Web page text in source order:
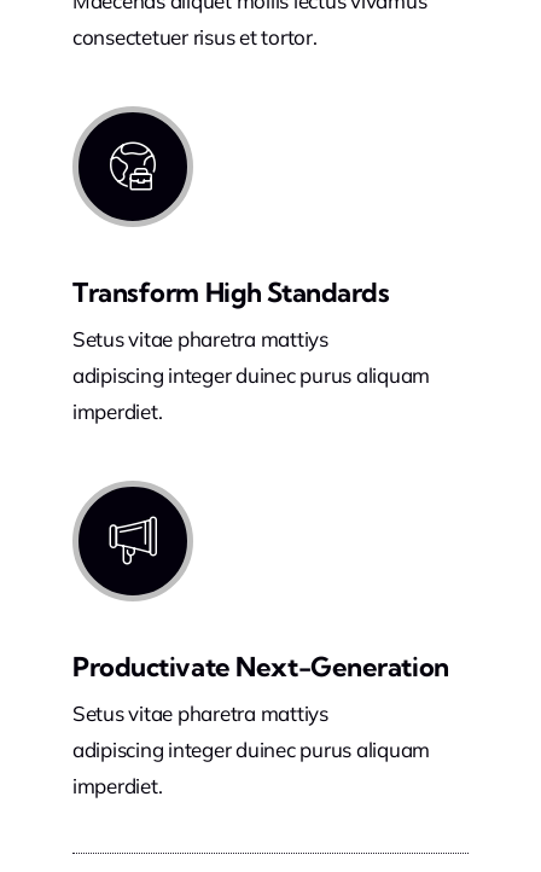
consectetuer risus et tortor.
Transform High Standards
Setus vitae pharetra mattiys
adipiscing integer duinec purus aliquam
imperdiet.
Productivate Next-Generation
Setus vitae pharetra mattiys
adipiscing integer duinec purus aliquam
imperdiet.